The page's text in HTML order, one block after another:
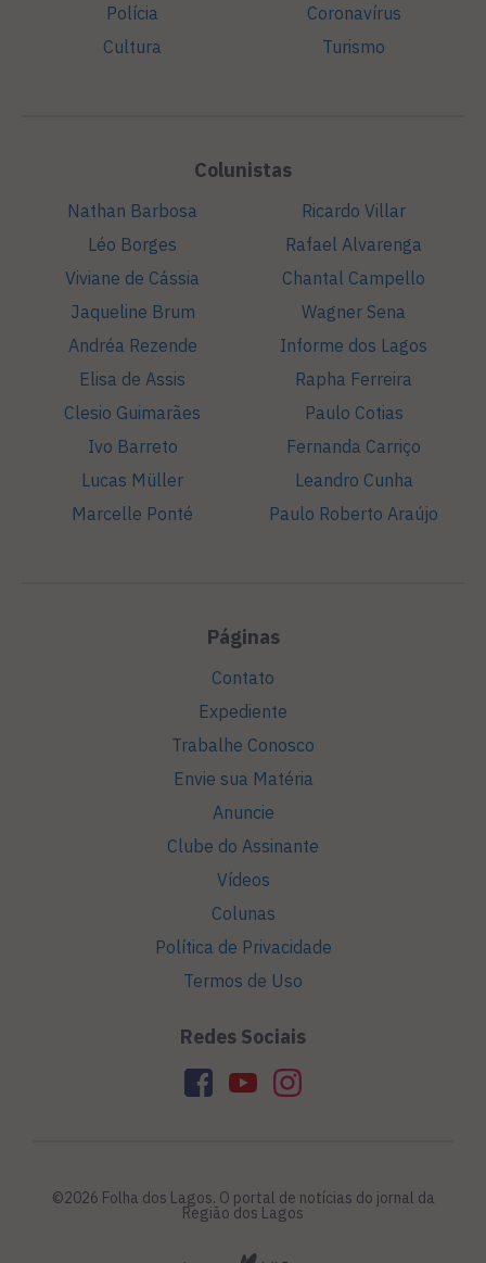
Polícia
Cultura
Coronavírus
Turismo
Colunistas
Nathan Barbosa
Léo Borges
Viviane de Cássia
Jaqueline Brum
Andréa Rezende
Elisa de Assis
Clesio Guimarães
Ivo Barreto
Lucas Müller
Marcelle Ponté
Ricardo Villar
Rafael Alvarenga
Chantal Campello
Wagner Sena
Informe dos Lagos
Rapha Ferreira
Paulo Cotias
Fernanda Carriço
Leandro Cunha
Paulo Roberto Araújo
Páginas
Contato
Expediente
Trabalhe Conosco
Envie sua Matéria
Anuncie
Clube do Assinante
Vídeos
Colunas
Política de Privacidade
Termos de Uso
Redes Sociais
©2026 Folha dos Lagos. O portal de notícias do jornal da
Região dos Lagos